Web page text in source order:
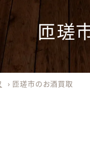
匝瑳
› 匝瑳市のお酒買取